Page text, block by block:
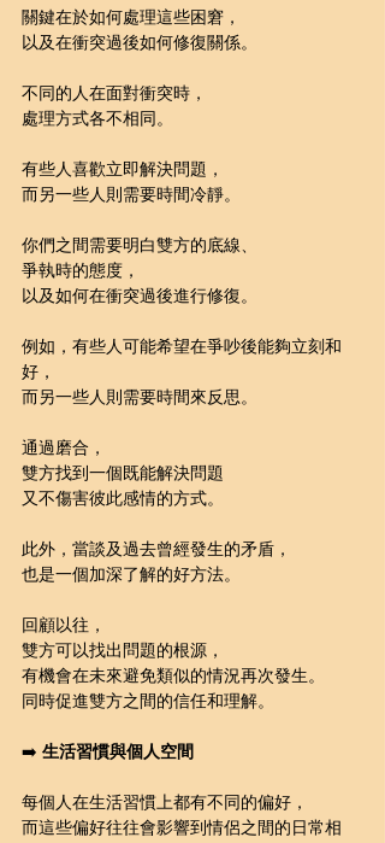
關鍵在於如何處理這些困窘，
以及在衝突過後如何修復關係。
不同的人在面對衝突時，
處理方式各不相同。
有些人喜歡立即解決問題，
而另一些人則需要時間冷靜。
你們之間需要明白雙方的底線、
爭執時的態度，
以及如何在衝突過後進行修復。
例如，有些人可能希望在爭吵後能夠立刻和
好，
而另一些人則需要時間來反思。
通過磨合，
雙方找到一個既能解決問題
又不傷害彼此感情的方式。
此外，當談及過去曾經發生的矛盾，
也是一個加深了解的好方法。
回顧以往，
雙方可以找出問題的根源，
有機會在未來避免類似的情況再次發生。
同時促進雙方之間的信任和理解。
➡️ 生活習慣與個人空間
每個人在生活習慣上都有不同的偏好，
而這些偏好往往會影響到情侶之間的日常相